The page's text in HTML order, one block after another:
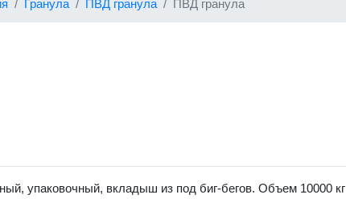
Гранула ПВД гранула ПВД гранула
упаковочный, вкладыш из под биг-бегов. Объем 10000 кг